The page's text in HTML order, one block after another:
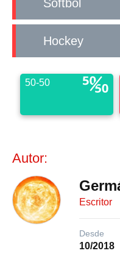
Sóftbol
Hockey
50-50
Autor:
Escritor
Desde
10/2018